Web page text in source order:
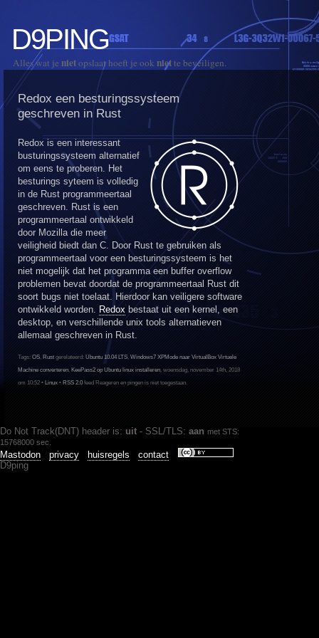
D9PING
Alles wat je nietopslaat hoeft je ook niette beveiligen.
Redox een besturingssysteem
geschreven in Rust
Redox is een interessant
busturingssysteem alternatief
om eens te proberen. Het
besturings syteem is volledig
in de Rust programmeertaal
geschreven. Rust is een
programmeertaal ontwikkeld
door Mozilla die meer
veiligheid biedt dan C. Door Rust te gebruiken als
programmeertaal voor een besturingssysteem is het
niet mogelijk dat het programma een buffer overflow
problemen bevat doordat de programmeertaal Rust dit
soort bugs niet toelaat. Hierdoor kan veiligere software
ontwikkeld worden. Redox bestaat uit een kernel, een
desktop, en verschillende unix tools alternatieven
allemaal geschreven in Rust.
Tags: OS, Rust gerelateerd: Ubuntu 10.04 LTS, Windows7 XPMode naar VirtualBox Virtuele
Machine converteren, KeePass2 op Ubuntu linux installeren, woensdag, november 14th, 2018
om 10:52 • Linux • RSS 2.0 feed Reageren en pingen is niet toegestaan.
Do Not Track(DNT) header is: uit - SSL/TLS: aan met STS:
15768000 sec.
Mastodon privacy huisregels
contact
D9ping